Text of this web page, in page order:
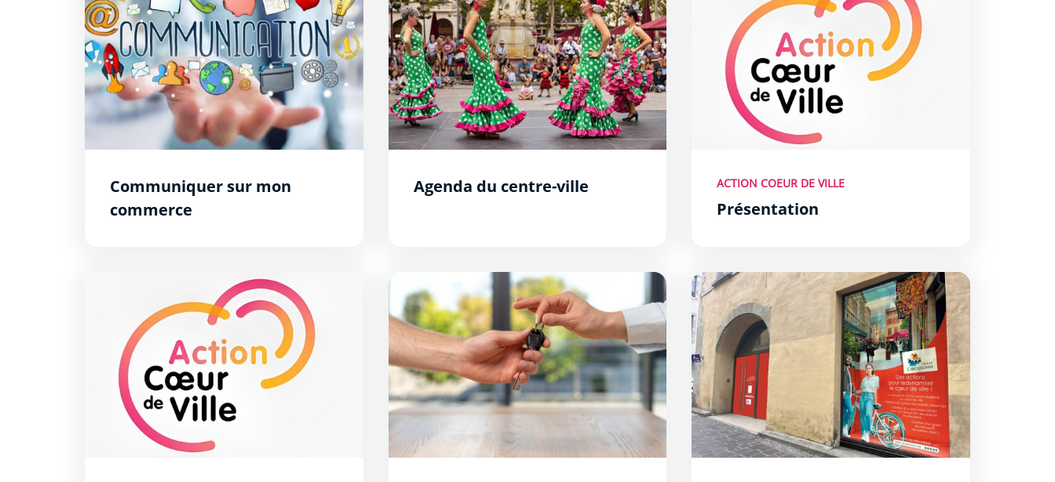
Communiquer sur mon
commerce
Agenda du centre-ville ACTION COEUR DE VILLE
Présentation
Bourse à l&#039;immobilier Les aides disponibles Trouvez un local commercial